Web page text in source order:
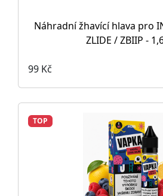
Náhradní žhavící hlava pro
ZLIDE / ZBIIP -
99 Kč
TOP